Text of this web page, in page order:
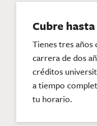
Cubre
Tienes tres
carrera de dos
créditos
a tiempo
tu horario.